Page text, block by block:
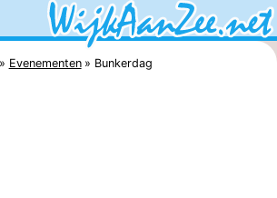
Evenementen Bunkerdag